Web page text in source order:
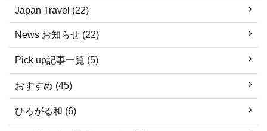
Japan Travel (22)
News お知らせ (22)
Pick up記事一覧 (5)
おすすめ (45)
ひろがる和 (6)